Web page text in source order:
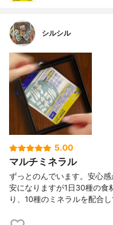
シルシル
5.00
マルチミネラル
ずっとのんでいます。安心
安になりますが1日30種の食
り、10種のミネラルを配合